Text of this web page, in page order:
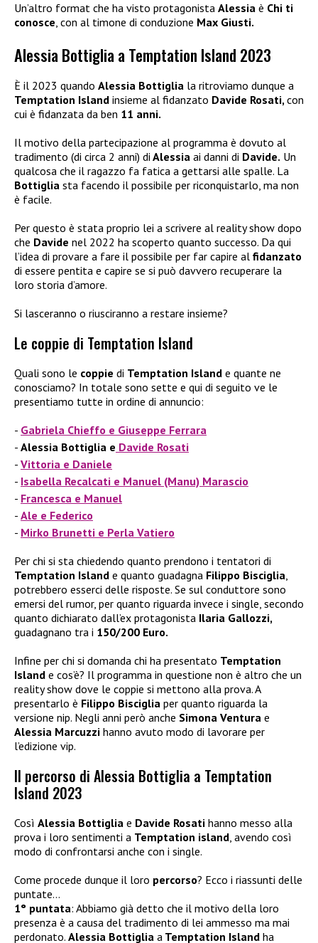
Un’altro format che ha visto protagonista Alessia è Chi ti
conosce, con al timone di conduzione Max Giusti.
Alessia Bottiglia a Temptation Island 2023
È il 2023 quando Alessia Bottiglia la ritroviamo dunque a
Temptation Island insieme al fidanzato Davide Rosati, con
cui è fidanzata da ben 11 anni.
Il motivo della partecipazione al programma è dovuto al
tradimento (di circa 2 anni) di Alessia ai danni di Davide. Un
qualcosa che il ragazzo fa fatica a gettarsi alle spalle. La
Bottiglia sta facendo il possibile per riconquistarlo, ma non
è facile.
Per questo è stata proprio lei a scrivere al reality show dopo
che Davide nel 2022 ha scoperto quanto successo. Da qui
l’idea di provare a fare il possibile per far capire al fidanzato
di essere pentita e capire se si può davvero recuperare la
loro storia d’amore.
Si lasceranno o riusciranno a restare insieme?
Le coppie di Temptation Island
Quali sono le coppie di Temptation Island e quante ne
conosciamo? In totale sono sette e qui di seguito ve le
presentiamo tutte in ordine di annuncio:
Gabriela Chieffo e Giuseppe Ferrara
Alessia Bottiglia e Davide Rosati
Vittoria e Daniele
Isabella Recalcati e Manuel (Manu) Marascio
Francesca e Manuel
Ale e Federico
Mirko Brunetti e Perla Vatiero
Per chi si sta chiedendo quanto prendono i tentatori di
Temptation Island e quanto guadagna Filippo Bisciglia
potrebbero esserci delle risposte. Se sul conduttore sono
emersi del rumor, per quanto riguarda invece i single, secondo
quanto dichiarato dall’ex protagonista Ilaria Gallozzi,
guadagnano tra i 150/200 Euro.
Infine per chi si domanda chi ha presentato Temptation
Island e cos’è? Il programma in questione non è altro che un
reality show dove le coppie si mettono alla prova. A
presentarlo è Filippo Bisciglia per quanto riguarda la
versione nip. Negli anni però anche Simona Ventura e
Alessia Marcuzzi hanno avuto modo di lavorare per
l’edizione vip.
Il percorso di Alessia Bottiglia a Temptation
Island 2023
Così Alessia Bottiglia e Davide Rosati hanno messo alla
prova i loro sentimenti a Temptation island , avendo così
modo di confrontarsi anche con i single.
Come procede dunque il loro percorso? Ecco i riassunti delle
puntate…
1° puntata: Abbiamo già detto che il motivo della loro
presenza è a causa del tradimento di lei ammesso ma mai
perdonato. Alessia Bottiglia a Temptation Island ha